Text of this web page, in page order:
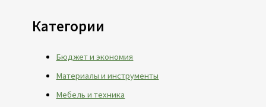
Категории
Бюджет и экономия
Материалы и инструменты
Мебель и техника